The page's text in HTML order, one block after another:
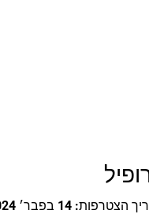
הצטרפות: 14 בפבר׳ 2024